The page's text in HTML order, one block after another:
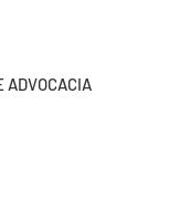
ADVOCACIA